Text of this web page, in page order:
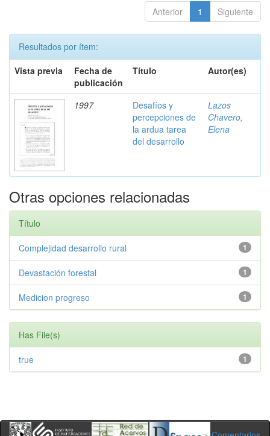
Anterior 1 Siguiente
Resultados por ítem:
Vista previa
Fecha de
publicación
Título Autor(es)
1997
Desafíos y
percepciones de
la ardua tarea
del desarrollo
Lazos
Chavero,
Elena
Otras opciones relacionadas
Título
1
Complejidad desarrollo rural
1
Devastación forestal
1
Medicion progreso
Has File(s)
1
true